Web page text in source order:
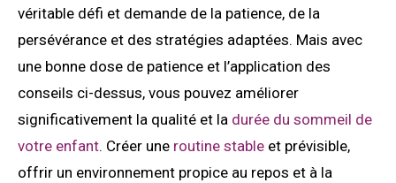
véritable défi et demande de la patience, de la
persévérance et des stratégies adaptées. Mais avec
une bonne dose de patience et l’application des
conseils ci-dessus, vous pouvez améliorer
significativement la qualité et la durée du sommeil de
votre enfant. Créer une routine stableet prévisible,
offrir un environnement propice au repos et à la